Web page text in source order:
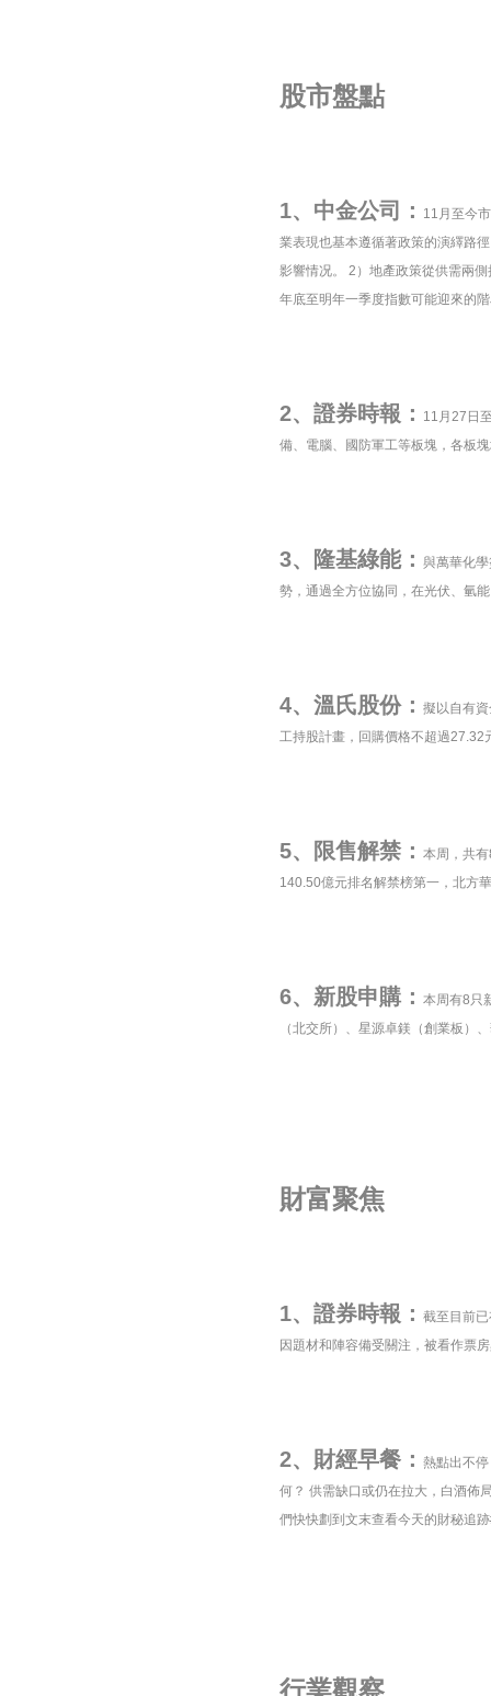
股市盤點
1、中金公司：
11月至今
業表現也基本遵循著政策的演繹路
影響情况。 2）地產政策從供需兩
年底至明年一季度指數可能迎來的
2、證券時報：
11月27日
備、電腦、國防軍工等板塊，各板
3、隆基綠能： 與萬華化
勢，通過全方位協同，在光伏、氫
4、溫氏股份： 擬以自有
工持股計畫，回購價格不超過27.32
5、限售解禁： 本周，共
140.50億元排名解禁榜第一，北方
6、新股申購： 本周有8只
（北交所）、星源卓鎂（創業板）
財富聚焦
1、證券時報： 截至目前
因題材和陣容備受關注，被看作票
2、財經早餐： 熱點出不
何？ 供需缺口或仍在拉大，白酒佈
們快快劃到文末查看今天的財秘追
行業觀察